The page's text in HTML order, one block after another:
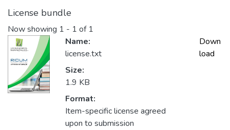
License bundle
Now showing 1 - 1 of 1
Name:
license.txt
Size:
1.9 KB
Format:
Item-specific license agreed
upon to submission
Down
load